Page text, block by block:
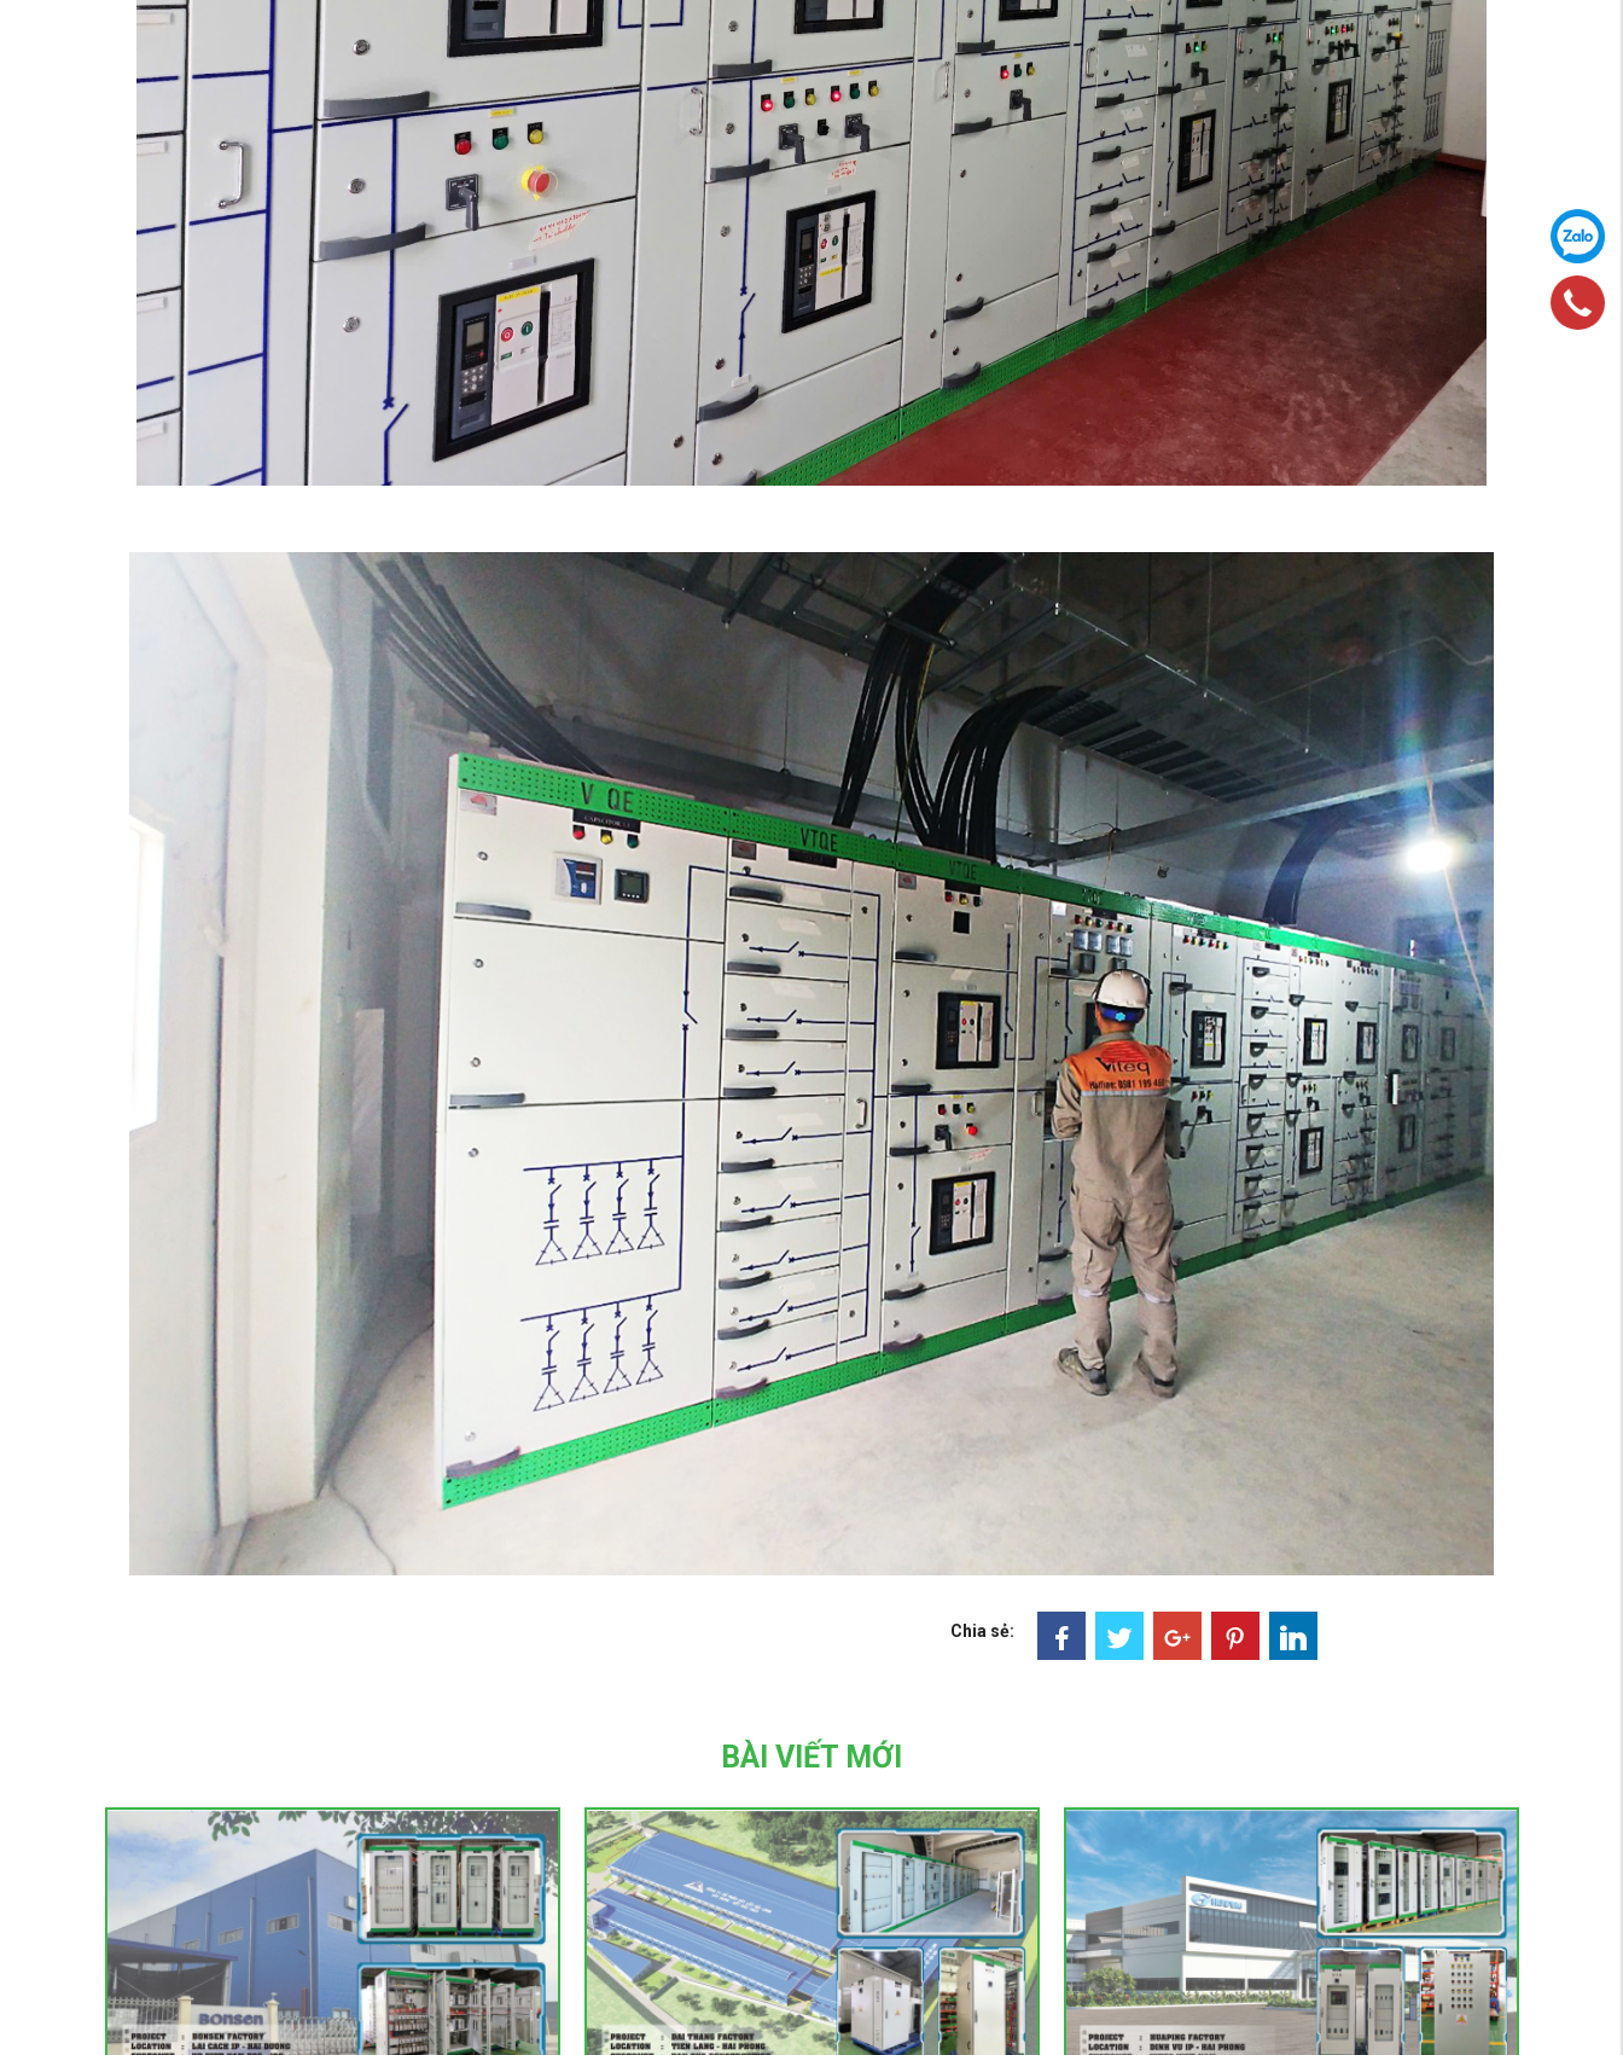
Chia sẻ:
BÀI VIẾT MỚI